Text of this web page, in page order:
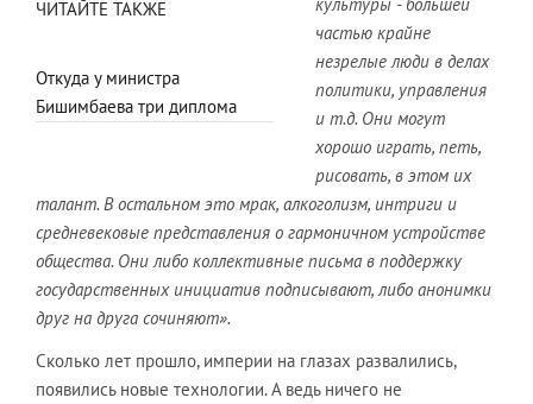
ЧИТАЙТЕ ТАКЖЕ
Откуда у министра
Бишимбаева три диплома
частью крайне
незрелые люди в делах
политики, управления
и т.д. Они могут
хорошо играть, петь,
рисовать, в этом их
талант. В остальном это мрак, алкоголизм, интриги и
средневековые представления о гармоничном устройстве
общества. Они либо коллективные письма в поддержку
государственных инициатив подписывают, либо анонимки
друг на друга сочиняют».
Сколько лет прошло, империи на глазах развалились,
появились новые технологии. А ведь ничего не